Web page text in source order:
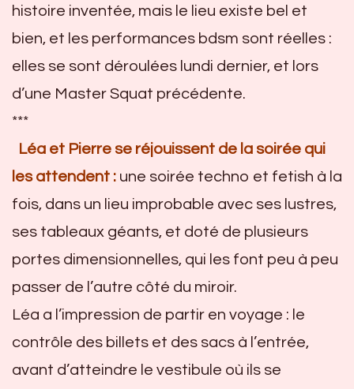
histoire inventée, mais le lieu existe bel et
bien, et les performances bdsm sont réelles :
elles se sont déroulées lundi dernier, et lors
d’une Master Squat précédente.
***
Léa et Pierre se réjouissent de la soirée qui
les attendent : une soirée techno et fetish à la
fois, dans un lieu improbable avec ses lustres,
ses tableaux géants, et doté de plusieurs
portes dimensionnelles, qui les font peu à peu
passer de l’autre côté du miroir.
Léa a l’impression de partir en voyage : le
contrôle des billets et des sacs à l’entrée,
avant d’atteindre le vestibule où ils se